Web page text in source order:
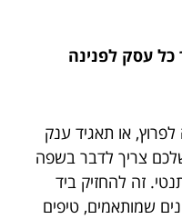
כל עסק לפנינה
או תאגיד ענק
צריך לדבר בשפה
זה להחזיק ביד
שמותאמים, טיפים